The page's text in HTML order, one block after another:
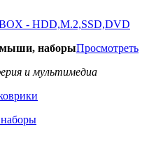
- HDD,M.2,SSD,DVD
наборыПросмотреть
и мультимедиа